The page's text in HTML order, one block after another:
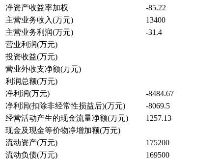
净资产收益率加权
-85.22
主营业务收入(万元)
13400
主营业务利润(万元)
-31.4
营业利润(万元)
投资收益(万元)
营业外收支净额(万元)
利润总额(万元)
净利润(万元)
-8484.67
净利润(扣除非经常性损益后)(万元)
-8069.5
经营活动产生的现金流量净额(万元)
1257.13
现金及现金等价物净增加额(万元)
流动资产(万元)
175200
流动负债(万元)
169500